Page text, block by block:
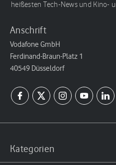
heißesten Tech-News und Kino-
Anschrift
Vodafone GmbH
Ferdinand-Braun-Platz 1
40549 Düsseldorf
Kategorien